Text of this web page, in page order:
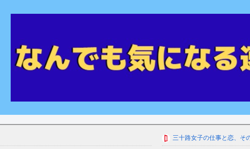
三十路女子の仕事と恋、そ